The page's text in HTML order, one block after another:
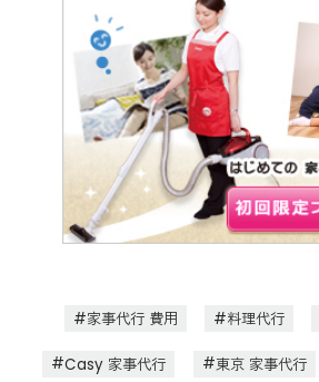
家事代行 費用 料理代行
Casy 家事代行 東京 家事代行